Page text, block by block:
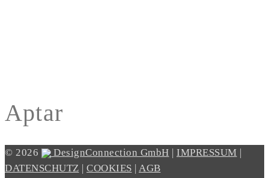
Aptar
© 2026 DesignConnection GmbH IMPRESSUM
DATENSCHUTZ
COOKIES
AGB